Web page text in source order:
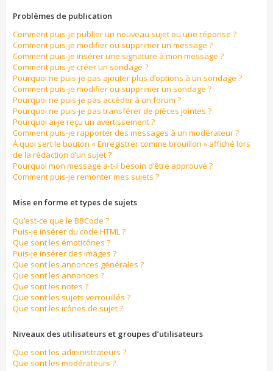
Problèmes de publication
Comment puis-je publier un nouveau sujet ou une réponse ?
Comment puis-je modifier ou supprimer un message ?
Comment puis-je insérer une signature à mon message ?
Comment puis-je créer un sondage ?
Pourquoi ne puis-je pas ajouter plus d’options à un sondage ?
Comment puis-je modifier ou supprimer un sondage ?
Pourquoi ne puis-je pas accéder à un forum ?
Pourquoi ne puis-je pas transférer de pièces jointes ?
Pourquoi ai-je reçu un avertissement ?
Comment puis-je rapporter des messages à un modérateur ?
À quoi sert le bouton « Enregistrer comme brouillon » affiché lors
de la rédaction d’un sujet ?
Pourquoi mon message a-t-il besoin d’être approuvé ?
Comment puis-je remonter mes sujets ?
Mise en forme et types de sujets
Qu’est-ce que le BBCode ?
Puis-je insérer du code HTML ?
Que sont les émoticônes ?
Puis-je insérer des images ?
Que sont les annonces générales ?
Que sont les annonces ?
Que sont les notes ?
Que sont les sujets verrouillés ?
Que sont les icônes de sujet ?
Niveaux des utilisateurs et groupes d’utilisateurs
Que sont les administrateurs ?
Que sont les modérateurs ?